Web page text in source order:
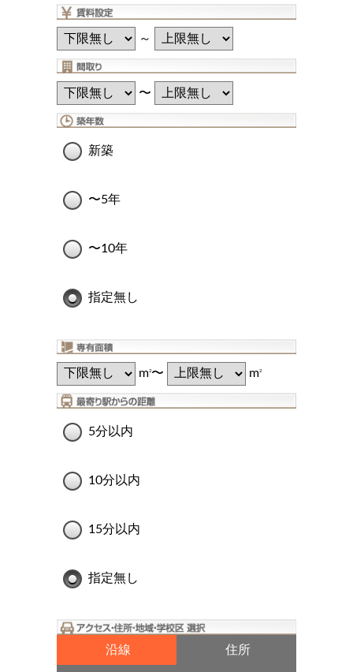
～
〜
新築
〜5年
〜10年
指定無し
m2〜 m2
5分以内
10分以内
15分以内
指定無し
沿線 住所